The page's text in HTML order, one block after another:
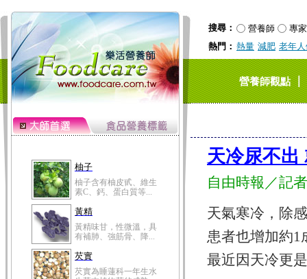
搜尋： 營養師
專家
熱門： 熱量 減肥 老年
營養師觀點｜
柚子
柚子含有柚皮甙、維生
素C、鈣、蛋白質等...
黃精
黃精味甘，性微溫，具
有補肺、強筋骨、降...
芡實
芡實為睡蓮科一年生水
天冷尿不出
自由時報／記
天氣寒冷，除
患者也增加約1
最近因天冷更